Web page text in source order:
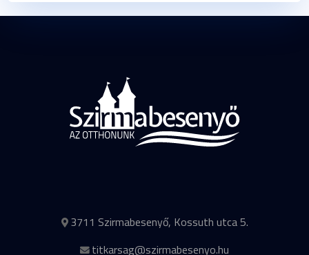
3711 Szirmabesenyő, Kossuth utca 5.
titkarsag@szirmabesenyo.hu